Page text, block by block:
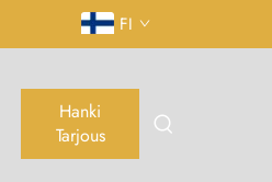
FI
Hanki
Tarjous